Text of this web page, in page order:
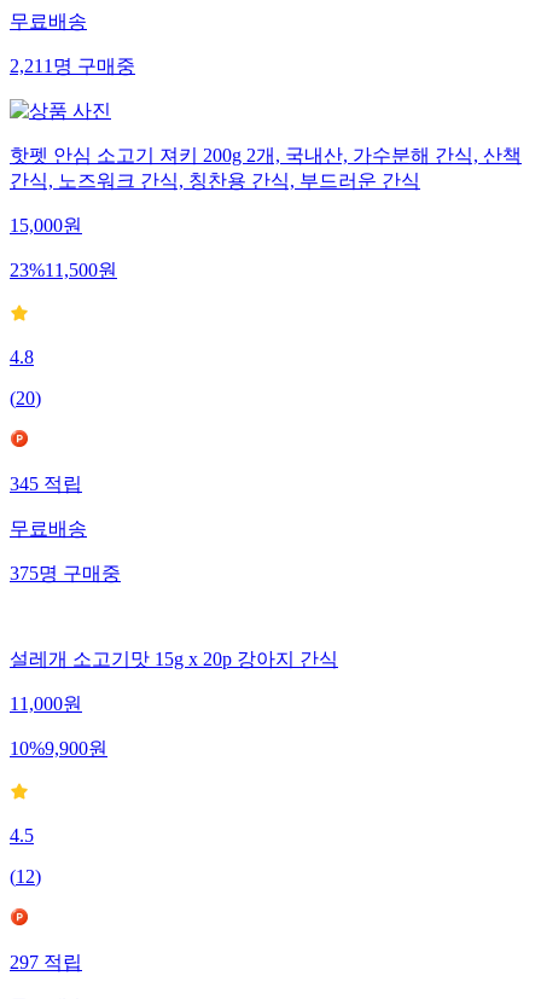
무료배송
2,211명구매중
핫펫 안심 소고기 져키 200g 2개, 국내산, 가수분해 간식, 산책
간식, 노즈워크 간식, 칭찬용 간식, 부드러운 간식
15,000원
23%11,500원
4.8
(20)
345적립
무료배송
375명구매중
설레개 소고기맛 15g x 20p 강아지 간식
11,000원
10%9,900원
4.5
(12)
297적립